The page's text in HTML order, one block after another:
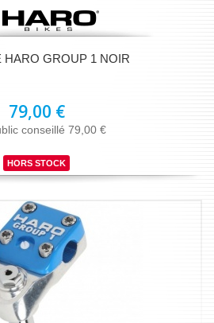
HARO GROUP 1 NOIR
79,00 €
conseillé 79,00 €
HORS STOCK